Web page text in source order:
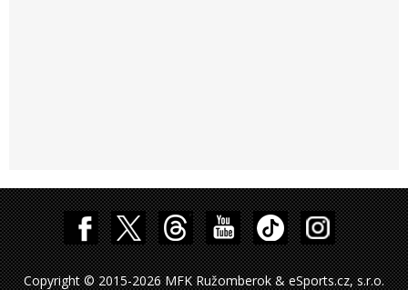
Copyright © 2015-2026 MFK Ružomberok & eSports.cz, s.r.o.